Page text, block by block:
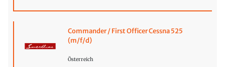
Commander / First Officer Cessna 525
(m/f/d)
Österreich